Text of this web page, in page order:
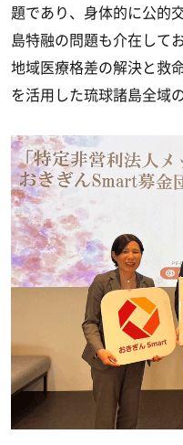
題であり、身体的に公的
島特融の問題も介在して
地域医療格差の解決と救
を活用した琉球諸島全域